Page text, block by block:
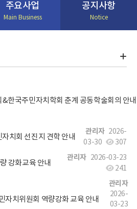
주요사업
Main Business
공지사항
Notice
한국주민자치학회 춘계 공동학술회의 안내
관리자 2026-
03-30
307
치회 선진지 견학 안내
관리자 2026-03-23
241
강화교육 안내
관리자
2026-
03-23
자치위원회 역량강화 교육 안내